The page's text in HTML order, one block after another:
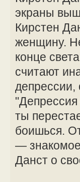
экраны
Кирстен
женщину.
конце
считают
депрессии,
"Депрессия
ты
боишься.
—
Данст о